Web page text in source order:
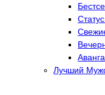
Лучший